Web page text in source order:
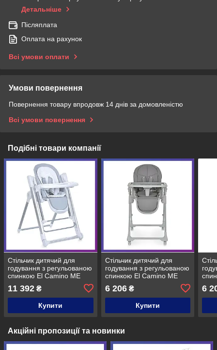
Детальніше
Післяплата
Оплата на рахунок
Всі умови оплати
Умови повернення
Повернення товару впродовж 14 днів за домовленістю
Всі умови повернення
Подібні товари компанії
Стільчик дитячий для
годування з регульованою
спинкою El Camino ME
11 392 ₴
Купити
Стільчик дитячий для
годування з регульованою
спинкою El Camino ME
1037 CRYSTAL Nude Gray
Сірий
6 206₴
Купити
6
Акційні пропозиції та новинки